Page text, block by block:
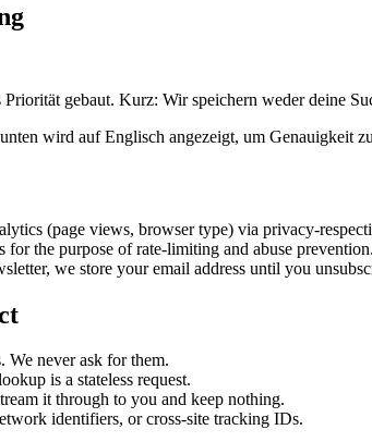
gebaut. Kurz: Wir speichern weder deine
wird auf Englisch angezeigt, um Genauigkeit
(page views, browser type) via privacy-
for the purpose of rate-limiting and abuse
we store your email address until you
We never ask for them.
is a stateless request.
it through to you and keep nothing.
identifiers, or cross-site tracking IDs.